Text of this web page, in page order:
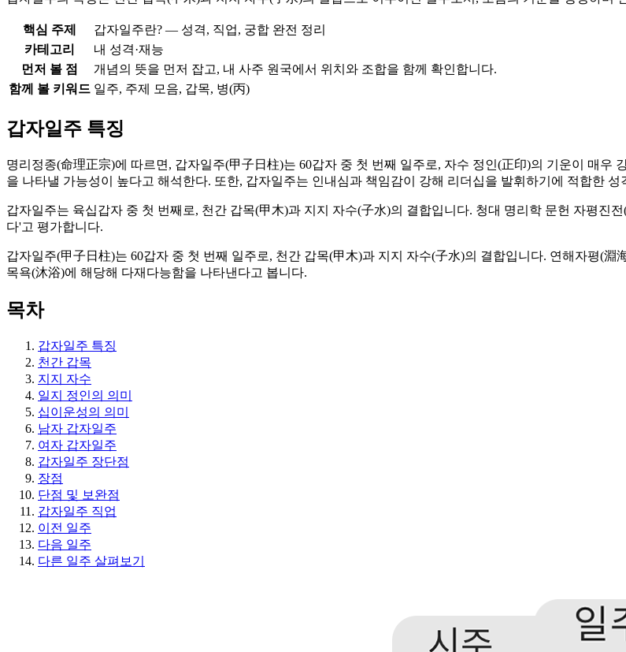
핵심 주제
갑자일주란? — 성격, 직업, 궁합 완전 정리
카테고리
내 성격·재능
먼저 볼 점
개념의 뜻을 먼저 잡고, 내 사주 원국에서 위치와 조합을 함께 확인합니다.
함께 볼 키워드 일주, 주제 모음, 갑목, 병(丙)
갑자일주 특징
명리정종(命理正宗)에 따르면, 갑자일주(甲子日柱)는 60갑자 중 첫 번째 일주로, 자수 정인(正印)의 기운이 매우
을 나타낼 가능성이 높다고 해석한다. 또한, 갑자일주는 인내심과 책임감이 강해 리더십을 발휘하기에 적합한 성
갑자일주는 육십갑자 중 첫 번째로, 천간 갑목(甲木)과 지지 자수(子水)의 결합입니다. 청대 명리학 문헌 자평진
다'고 평가합니다.
갑자일주(甲子日柱)는 60갑자 중 첫 번째 일주로, 천간 갑목(甲木)과 지지 자수(子水)의 결합입니다. 연해자평(
목욕(沐浴)에 해당해 다재다능함을 나타낸다고 봅니다.
목차
갑자일주 특징
천간 갑목
지지 자수
일지 정인의 의미
십이운성의 의미
남자 갑자일주
여자 갑자일주
갑자일주 장단점
장점
단점 및 보완점
갑자일주 직업
이전 일주
다음 일주
다른 일주 살펴보기